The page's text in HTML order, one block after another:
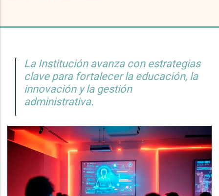
La Institución avanza con estrategias
clave para fortalecer la educación, la
innovación y la gestión
administrativa.